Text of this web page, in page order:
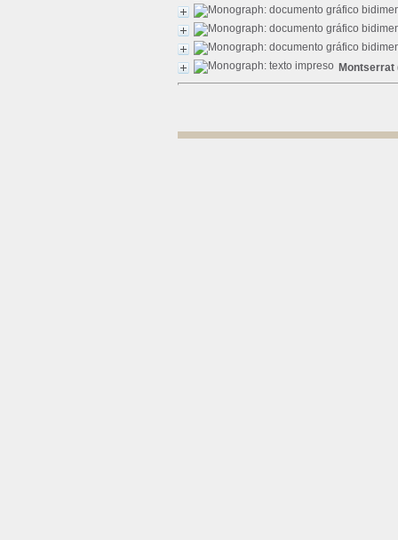
Montserrat